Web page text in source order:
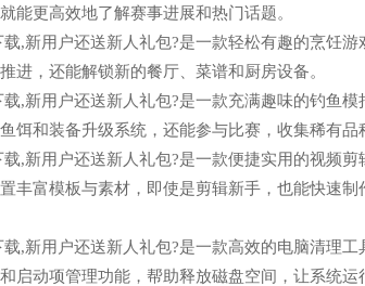
能更高效地了解赛事进展和热门话题。
,新用户还送新人礼包?是一款轻松有趣的烹饪游
进，还能解锁新的餐厅、菜谱和厨房设备。
,新用户还送新人礼包?是一款充满趣味的钓鱼模
饵和装备升级系统，还能参与比赛，收集稀有品
,新用户还送新人礼包?是一款便捷实用的视频剪
丰富模板与素材，即使是剪辑新手，也能快速制
,新用户还送新人礼包?是一款高效的电脑清理工
启动项管理功能，帮助释放磁盘空间，让系统运